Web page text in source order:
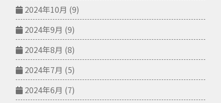
2024年10月 (9)
2024年9月 (9)
2024年8月 (8)
2024年7月 (5)
2024年6月 (7)